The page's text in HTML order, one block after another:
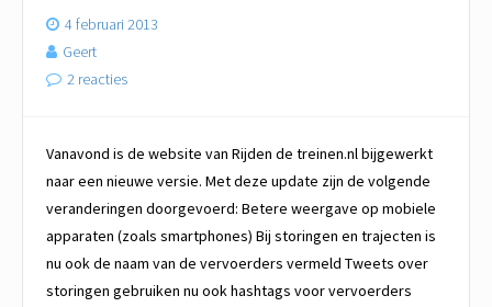
4 februari 2013
Geert
2 reacties
Vanavond is de website van Rijden de treinen.nl bijgewerkt
naar een nieuwe versie. Met deze update zijn de volgende
veranderingen doorgevoerd: Betere weergave op mobiele
apparaten (zoals smartphones) Bij storingen en trajecten is
nu ook de naam van de vervoerders vermeld Tweets over
storingen gebruiken nu ook hashtags voor vervoerders